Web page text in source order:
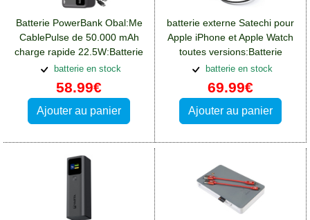
Batterie PowerBank Obal:Me
CablePulse de 50.000 mAh
charge rapide 22.5W:Batterie
Xiaomi Redmi Note 12(5G)
batterie en stock
58.99€
Ajouter au panier
batterie externe Satechi pour
Apple iPhone et Apple Watch
toutes versions:Batterie
Xiaomi Redmi Note 12(5G)
batterie en stock
69.99€
Ajouter au panier